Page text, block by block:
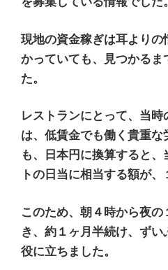
現地の資金稼ぎは耳より
かっていても、見つかるま
た。
レストランにとって、当時
は、低賃金でも働く貴重
も、日本円に換算すると
トの日当に相当する額が、
このため、朝４時から夜
き、約１ヶ月半続け、ず
役に立ちました。